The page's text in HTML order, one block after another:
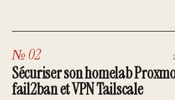
№ 02
Sécuriser son homelab
fail2ban et VPN Tailscale